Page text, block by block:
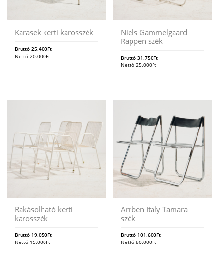
Karasek kerti karosszék
Bruttó 25.400Ft
Nettó 20.000Ft
Niels Gammelgaard
Rappen szék
Bruttó31.750Ft
Nettó25.000Ft
Rakásolható kerti
karosszék
Bruttó 19.050Ft
Nettó 15.000Ft
Arrben Italy Tamara
szék
Bruttó 101.600Ft
Nettó80.000Ft